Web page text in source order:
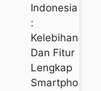
Indonesia
:
Kelebihan
Dan Fitur
Lengkap
Smartpho